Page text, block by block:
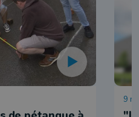
9